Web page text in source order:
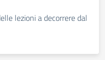
lezioni a decorrere dal